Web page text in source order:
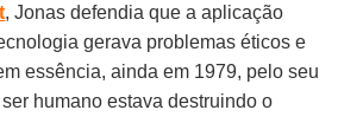
, Jonas defendia que a aplicação
gerava problemas éticos e
essência, ainda em 1979, pelo seu
humano estava destruindo o